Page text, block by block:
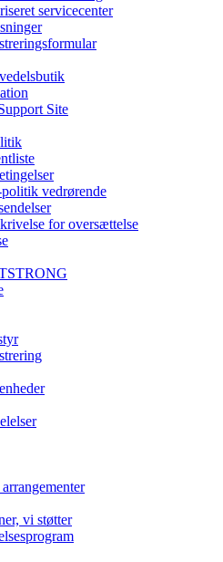
servicecenter
Site
vedrørende
for oversættelse
vi støtter